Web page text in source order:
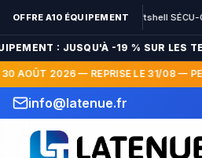
OFFRE A10 ÉQUIPEMENT Veste Softshell SÉCU-ONE HV-TAPE Sécurité Privée noir 51.49€
: JUSQU'À -19 % SUR LES
2026 — REPRISE LE 31/08 — PENSEZ
info@latenue.fr